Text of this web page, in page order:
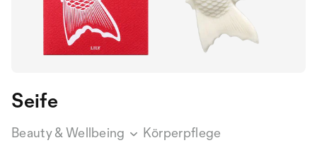
Seife
Beauty & Wellbeing Körperpflege